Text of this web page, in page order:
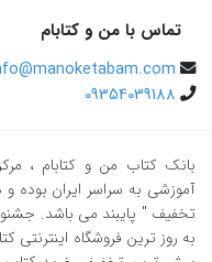
تماس با من و کتابام
09354039188
بانک کتاب من و کتابام ،
آموزشی به سراسر ایران بوده
تخفیف " پایبند می باشد.
به روز ترین فروشگاه